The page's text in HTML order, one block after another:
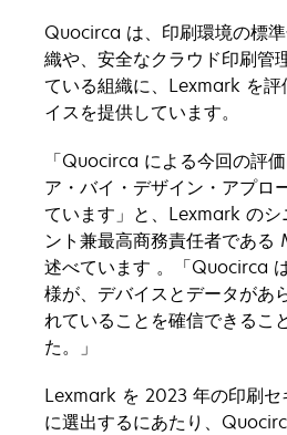
Quocirca は、印刷環境の標
織や、安全なクラウド印刷管
ている組織に、Lexmark を
イスを提供しています。
「Quocirca による今回の評
ア・バイ・デザイン・アプロ
ています」と、Lexmark の
ント兼最高商務責任者であ
述べています 。「Quocirca
様が、デバイスとデータがあ
れていることを確信できるこ
た。」
Lexmark を 2023 年の印刷セ
に選出するにあたり、